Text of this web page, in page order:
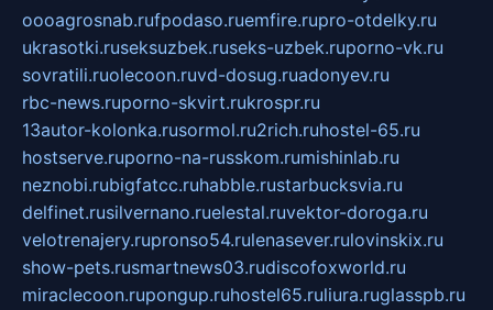
oooagrosnab.rufpodaso.ruemfire.rupro-otdelky.ru
ukrasotki.ruseksuzbek.ruseks-uzbek.ruporno-vk.ru
sovratili.ruolecoon.ruvd-dosug.ruadonyev.ru
rbc-news.ruporno-skvirt.rukrospr.ru
13autor-kolonka.rusormol.ru2rich.ruhostel-65.ru
hostserve.ruporno-na-russkom.rumishinlab.ru
neznobi.rubigfatcc.ruhabble.rustarbucksvia.ru
delfinet.rusilvernano.ruelestal.ruvektor-doroga.ru
velotrenajery.rupronso54.rulenasever.rulovinskix.ru
show-pets.rusmartnews03.rudiscofoxworld.ru
miraclecoon.rupongup.ruhostel65.ruliura.ruglasspb.ru